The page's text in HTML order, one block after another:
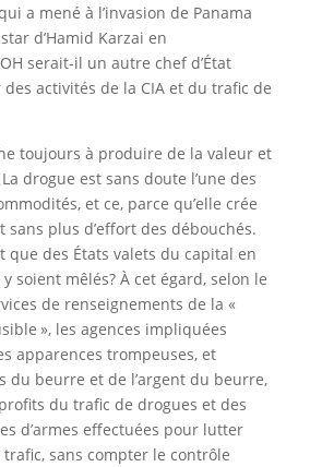
a mené à l’invasion de Panama
d’Hamid Karzai en
serait-il un autre chef d’État
activités de la CIA et du trafic de
toujours à produire de la valeur et
drogue est sans doute l’une des
et ce, parce qu’elle crée
plus d’effort des débouchés.
que des États valets du capital en
soient mêlés? À cet égard, selon le
de renseignements de la «
», les agences impliquées
apparences trompeuses, et
du beurre et de l’argent du beurre,
du trafic de drogues et des
d’armes effectuées pour lutter
sans compter le contrôle